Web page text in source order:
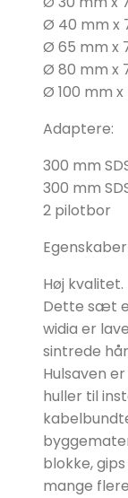
Ø 40 mm x
Ø 65 mm x
Ø 80 mm x
Ø 100 mm
Adaptere:
300 mm
300 mm
2 pilotbor
Egenskaber
Høj kvalitet.
Dette sæt
widia er
sintrede
Hulsaven
huller til
blokke,
mange